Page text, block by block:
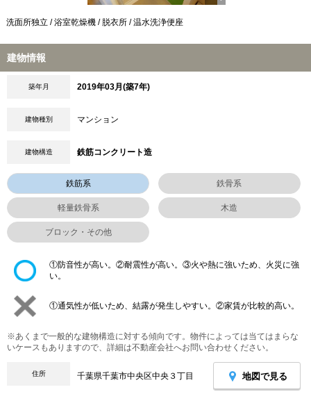
洗面所独立 / 浴室乾燥機 / 脱衣所 / 温水洗浄便座
建物情報
築年月 2019年03月(築7年)
建物種別 マンション
建物構造 鉄筋コンクリート造
鉄筋系 鉄骨系
軽量鉄骨系 木造
ブロック・その他
①防音性が高い。②耐震性が高い。③火や熱に強いため、火災に強
い。
①通気性が低いため、結露が発生しやすい。②家賃が比較的高い。
※あくまで一般的な建物構造に対する傾向です。物件によっては当てはまらな
いケースもありますので、詳細は不動産会社へお問い合わせください。
住所 千葉県千葉市中央区中央３丁目 地図で見る